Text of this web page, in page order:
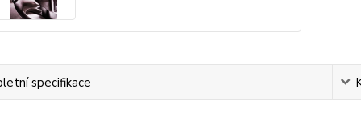
specifikace